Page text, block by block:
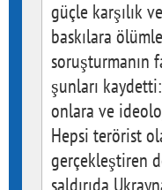
güçle karşılık
baskılara
soruşturmanın
şunları
onlara ve
Hepsi terörist
gerçekleştiren
saldırıda